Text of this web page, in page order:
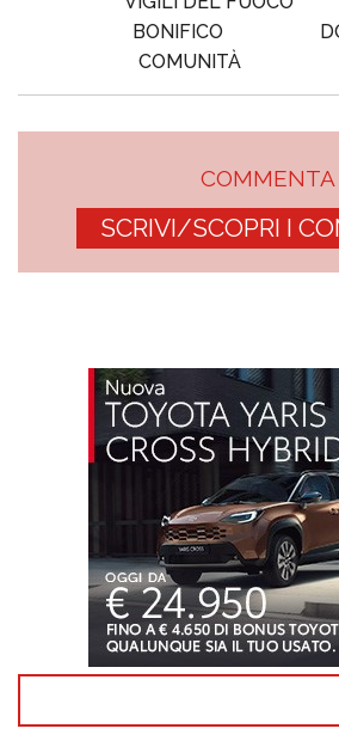
BONIFICO
COMUNITÀ
COMMENTA
SCRIVI/SCOPRI I